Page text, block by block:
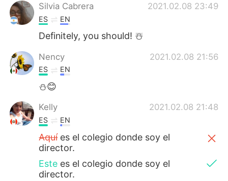
Silvia Cabrera 2021.02.08 23:49
ES EN
Definitely, you should! ☃️
Nency 2021.02.08 21:56
ES EN
⛄😊
Kelly 2021.02.08 21:48
ES EN
Aquíes el colegio donde soy el
director.
Este es el colegio donde soy el
director.